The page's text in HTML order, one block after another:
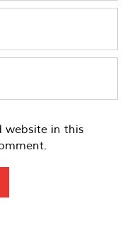
website in this